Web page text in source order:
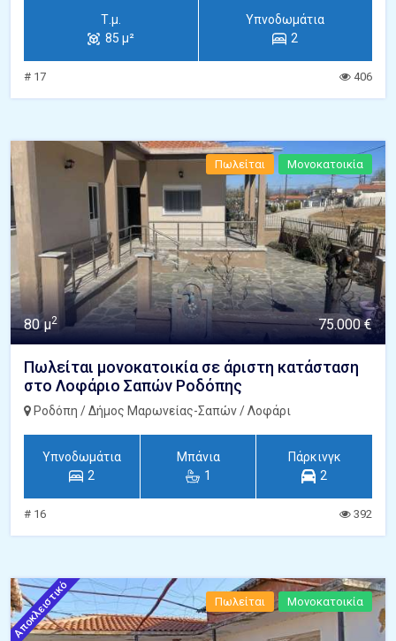
Τ.μ.
85 μ²
Υπνοδωμάτια
2
# 17 406
Πωλείται Μονοκατοικία
80 μ2 75.000 €
Πωλείται μονοκατοικία σε άριστη κατάσταση
στο Λοφάριο Σαπών Ροδόπης
Ροδόπη / Δήμος Μαρωνείας-Σαπών / Λοφάρι
Υπνοδωμάτια
2
Μπάνια
1
Πάρκινγκ
2
# 16 392
Πωλείται Μονοκατοικία
Αποκλειστικό